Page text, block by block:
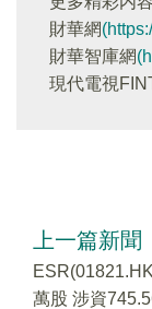
財華網
財華智庫網
現代電視
上一篇新聞
萬股 涉資